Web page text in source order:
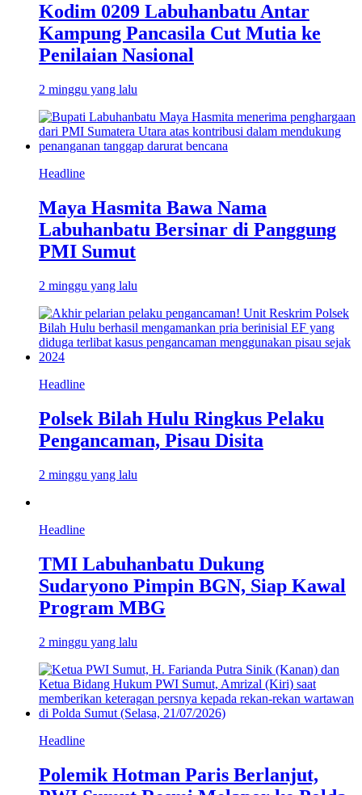
Kodim 0209 Labuhanbatu Antar
Kampung Pancasila Cut Mutia ke
Penilaian Nasional
2 minggu yang lalu
Headline
Maya Hasmita Bawa Nama
Labuhanbatu Bersinar di Panggung
PMI Sumut
2 minggu yang lalu
Headline
Polsek Bilah Hulu Ringkus Pelaku
Pengancaman, Pisau Disita
2 minggu yang lalu
Headline
TMI Labuhanbatu Dukung
Sudaryono Pimpin BGN, Siap Kawal
Program MBG
2 minggu yang lalu
Headline
Polemik Hotman Paris Berlanjut,